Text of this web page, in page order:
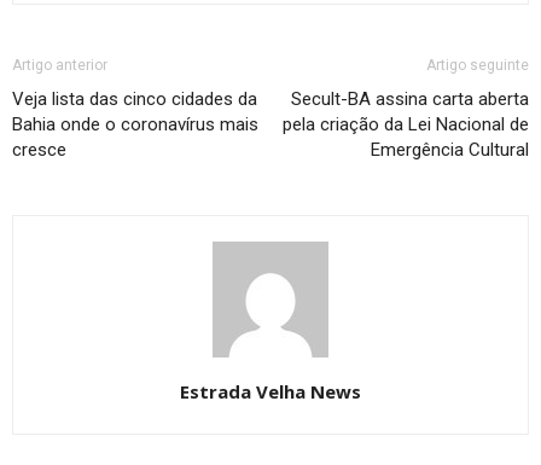
Artigo anterior
Veja lista das cinco cidades da
Bahia onde o coronavírus mais
cresce
Artigo seguinte
Secult-BA assina carta aberta
pela criação da Lei Nacional de
Emergência Cultural
Estrada Velha News